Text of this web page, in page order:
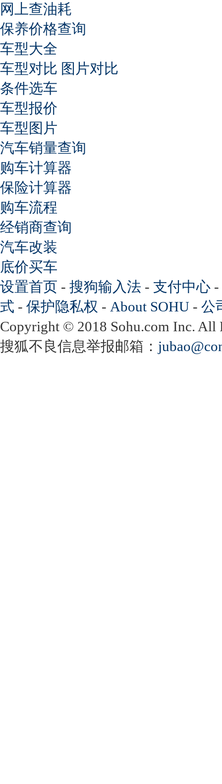
网上查油耗
保养价格查询
车型大全
车型对比 图片对比
条件选车
车型报价
车型图片
汽车销量查询
购车计算器
保险计算器
购车流程
经销商查询
汽车改装
底价买车
设置首页 - 搜狗输入法 - 支付中心 -
式 - 保护隐私权 - About SOHU - 公
Copyright © 2018 Sohu.com Inc.
搜狐不良信息举报邮箱：